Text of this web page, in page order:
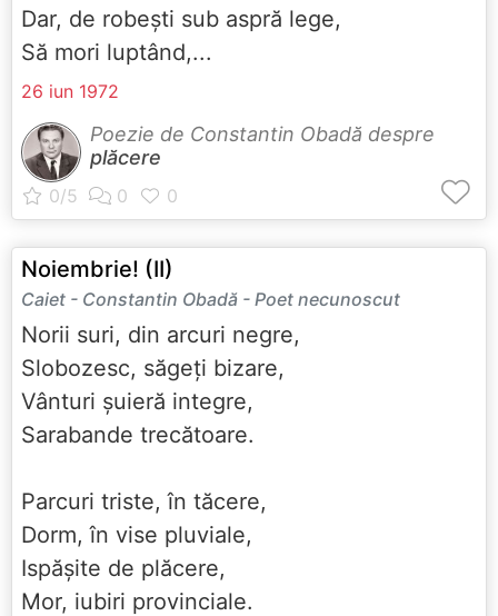
Dar, de robești sub aspră lege,
Să mori luptând,...
26 iun 1972
Poezie de Constantin Obadă despre
plăcere
Noiembrie! (II)
Caiet - Constantin Obadă - Poet necunoscut
Norii suri, din arcuri negre,
Slobozesc, săgeți bizare,
Vânturi șuieră integre,
Sarabande trecătoare.
Parcuri triste, în tăcere,
Dorm, în vise pluviale,
Ispășite de plăcere,
Mor, iubiri provinciale.